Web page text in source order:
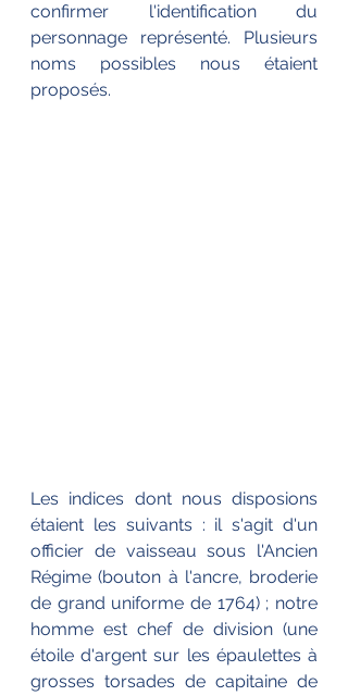
confirmer l'identification du
personnage représenté. Plusieurs
noms possibles nous étaient
proposés.
Les indices dont nous disposions
étaient les suivants : il s'agit d'un
officier de vaisseau sous l'Ancien
Régime (bouton à l'ancre, broderie
de grand uniforme de 1764) ; notre
homme est chef de division (une
étoile d'argent sur les épaulettes à
grosses torsades de capitaine de